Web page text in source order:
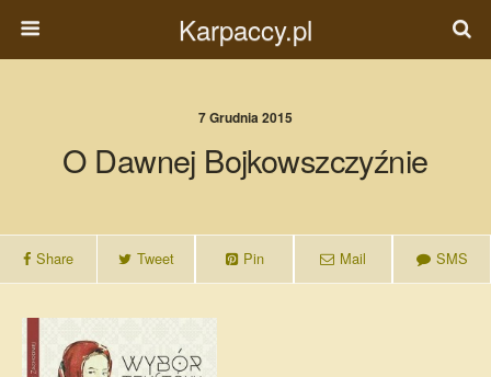
Karpaccy.pl
7 Grudnia 2015
O Dawnej Bojkowszczyźnie
Share Tweet Pin Mail SMS